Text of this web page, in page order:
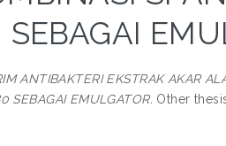
SEBAGAI
ANTIBAKTERI EKSTRAK AKAR
SEBAGAI EMULGATOR. Other